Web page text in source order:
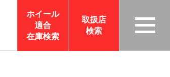
ホイール
適合
在庫検索
取扱店
検索
TAS
CO